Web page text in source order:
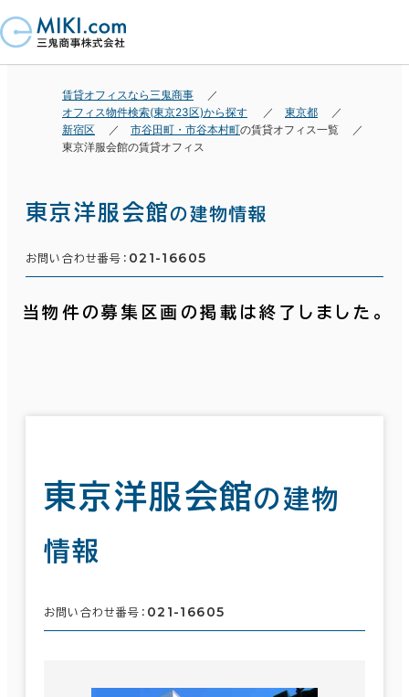
賃貸オフィスなら三鬼商事
オフィス物件検索(東京23区)から探す
東京都
新宿区
市谷田町・市谷本村町の賃貸オフィス一覧
東京洋服会館の賃貸オフィス
東京洋服会館の建物情報
お問い合わせ番号： 021-16605
当物件の募集区画の掲載は終了しました。
東京洋服会館の建物
情報
お問い合わせ番号： 021-16605